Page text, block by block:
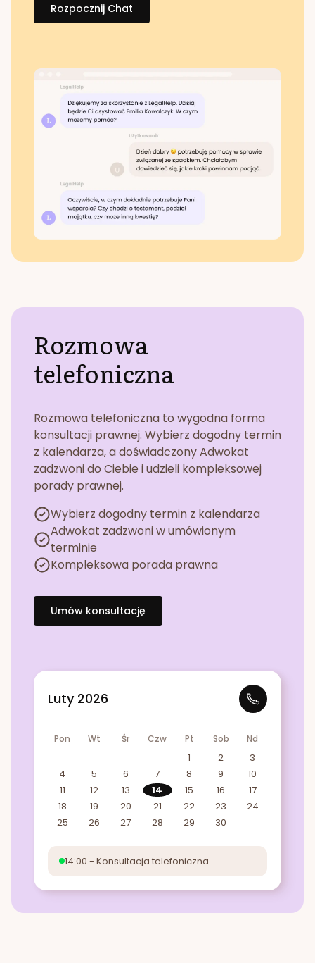
Rozpocznij Chat
Rozmowa
telefoniczna
Rozmowa telefoniczna to wygodna forma
konsultacji prawnej. Wybierz dogodny termin
z kalendarza, a doświadczony Adwokat
zadzwoni do Ciebie i udzieli kompleksowej
porady prawnej.
Wybierz dogodny termin z kalendarza
Adwokat zadzwoni w umówionym
terminie
Kompleksowa porada prawna
Umów konsultację
Luty 2026
Pon Wt Śr Czw Pt Sob Nd
1 2
3
4
5 6 7 8 9
10
11
12 13 14 15 16
17
18
19 20 21 22 23
24
25
26 27 28 29 30
14:00 - Konsultacja telefoniczna